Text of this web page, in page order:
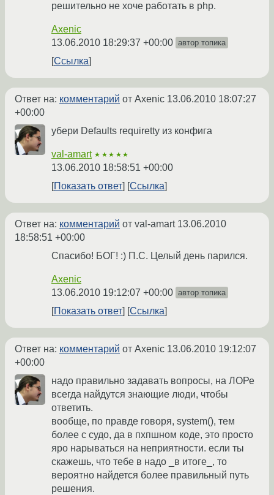
решительно не хоче работать в php.
Axenic
13.06.2010 18:29:37 +00:00 автор топика
Ссылка
Ответ на: комментарий от Axenic 13.06.2010 18:07:27
+00:00
убери Defaults requiretty из конфига
val-amart ★★★★★
13.06.2010 18:58:51 +00:00
Показать ответ
Ссылка
Ответ на: комментарий от val-amart 13.06.2010
18:58:51 +00:00
Спасибо! БОГ! :) П.С. Целый день парился.
Axenic
13.06.2010 19:12:07 +00:00 автор топика
Показать ответ Ссылка
Ответ на: комментарий от Axenic 13.06.2010 19:12:07
+00:00
надо правильно задавать вопросы, на ЛОРе
всегда найдутся знающие люди, чтобы
ответить.
вообще, по правде говоря, system(), тем
более с судо, да в пхпшном коде, это просто
яро нарываться на неприятности. если ты
скажешь, что тебе в надо _в итоге_, то
вероятно найдется более правильный путь
решения.